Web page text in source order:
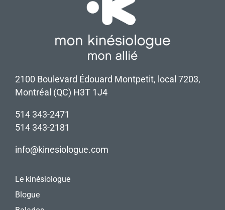
l’appétit
2100 Boulevard Édouard Montpetit, local 7203,
Montréal (QC) H3T 1J4
514 343-2471
514 343-2181
info@kinesiologue.com
Le kinésiologue
Blogue